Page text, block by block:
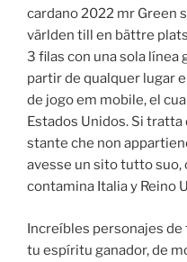
cardano 2022 mr Green
världen till en bättre
3 filas con una sola línea
partir de qualquer lugar
de jogo em mobile, el
Estados Unidos. Si
stante che non
avesse un sito tutto
contamina Italia y Reino
Increíbles personajes
tu espíritu ganador, de